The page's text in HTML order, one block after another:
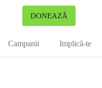
DONEAZĂ
Campanii Implică-te